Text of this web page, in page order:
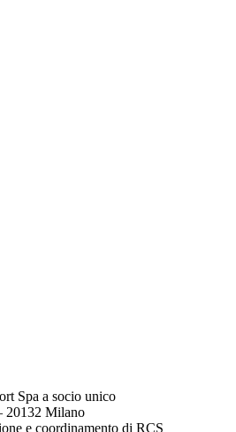
Spa a socio unico
20132 Milano
e coordinamento di RCS